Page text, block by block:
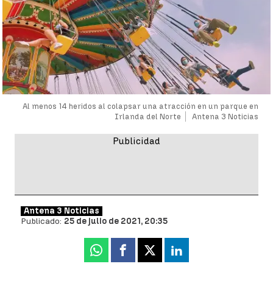
Al menos 14 heridos al colapsar una atracción en un parque en
Irlanda del Norte
Antena 3 Noticias
Antena 3 Noticias
Publicado: 25 de julio de 2021, 20:35
Whatsapp
Facebook
X Linkedin